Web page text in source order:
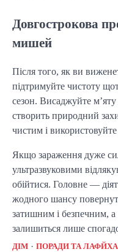
Довгострокова
мишей
Після того, як ви
підтримуйте чистоту
сезон. Висаджуйте
створить природний
чистим і
Якщо зараження дуже
ультразвуковими
обійтися. Головне —
жодного шансу
затишним і безпечним, а
залишиться лише
ДІМ ПОРАДИ ТА